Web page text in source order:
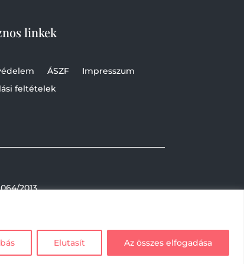
Elutasít Az összes elfogadása
linkek
ÁSZF
Impresszum
feltételek
2013